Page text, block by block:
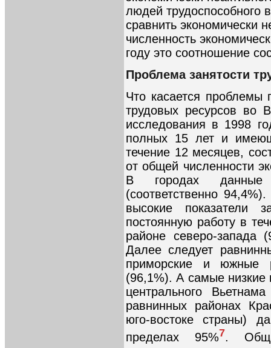
людей трудоспособного
сравнить экономически
численность
году это соотношение
Проблема занятости
Что касается проблемы
трудовых ресурсов во
исследования в 1998
полных 15 лет и
течение 12 месяцев,
от общей численности
В городах данные
(соответственно
высокие показатели
постоянную работу в
районе северо-запада
Далее следует
приморские и южные
(96,1%). А самые низкие
центрального
равнинных районах
юго-востоке страны)
пределах 95%7.